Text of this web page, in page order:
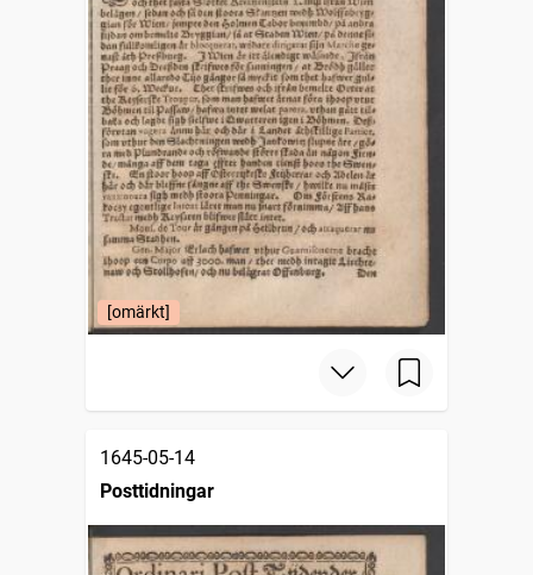
[omärkt]
1645-05-14
Posttidningar